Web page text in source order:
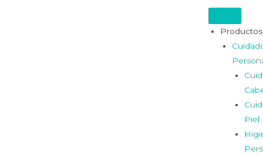
Productos
Piel